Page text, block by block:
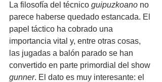
La filosofía del técnico guipuzkoano no
parece haberse quedado estancada. El
papel táctico ha cobrado una
importancia vital y, entre otras cosas,
las jugadas a balón parado se han
convertido en parte primordial del show
gunner. El dato es muy interesante: el